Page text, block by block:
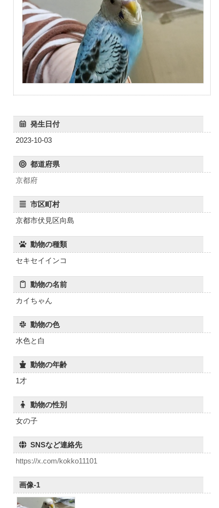
発生日付
2023-10-03
都道府県
京都府
市区町村
京都市伏見区向島
動物の種類
セキセイインコ
動物の名前
カイちゃん
動物の色
水色と白
動物の年齢
1才
動物の性別
女の子
SNSなど連絡先
https://x.com/kokko11101
画像-1